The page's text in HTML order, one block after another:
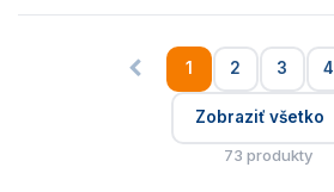
73 produkty
Zobraziť všetko
1 2 3 4